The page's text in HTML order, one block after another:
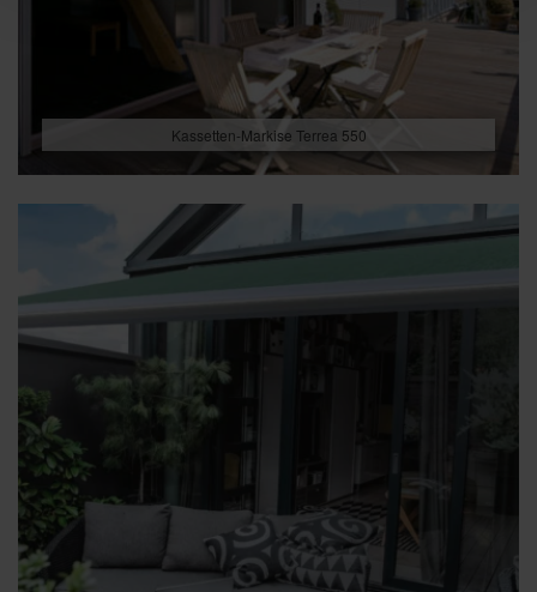
Kassetten-Markise Terrea 550